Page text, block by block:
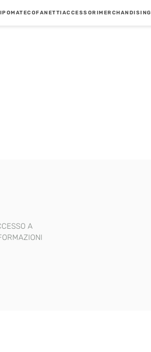
POMATECOFANETTIACCESSORIMERCHANDISING
A